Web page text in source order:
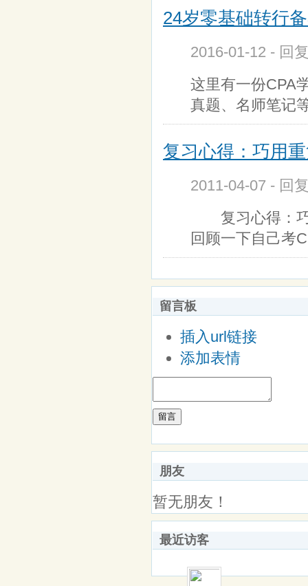
24岁零基础转行
2016-01-12 - 回
这里有一份CPA
真题、名师笔记
复习心得：巧用
2011-04-07 - 回
复习心得：巧
回顾一下自己考
留言板
插入url链接
添加表情
留言
朋友
暂无朋友！
最近访客